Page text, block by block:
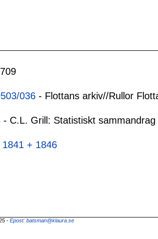
036 - Flottans arkiv//Rullor
- C.L. Grill: Statistiskt
+ 1846
- Epost: batsman@klaura.se